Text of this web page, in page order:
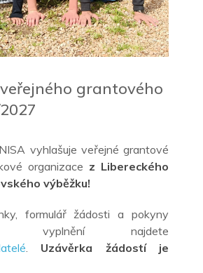
grantového
vyhlašuje veřejné grantové
organizace z Libereckého
výběžku!
formulář žádosti a
pokyny
vyplnění najdete
. Uzávěrka žádostí je